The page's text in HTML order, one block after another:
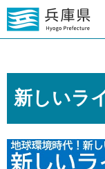
新しいラ